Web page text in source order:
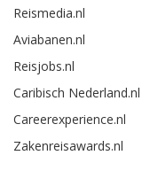
Reismedia.nl
Aviabanen.nl
Reisjobs.nl
Caribisch Nederland.nl
Careerexperience.nl
Zakenreisawards.nl